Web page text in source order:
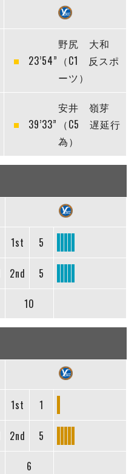
23’54”
野尻 大和
（C1 反スポ
ーツ）
39’33”
安井 嶺芽
（C5 遅延行
為）
1st 5
2nd 5
10
1st 1
2nd 5
6